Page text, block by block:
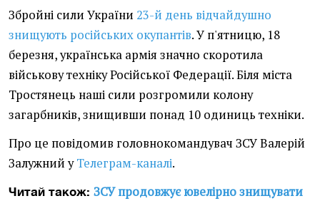
Збройні сили України 23-й день відчайдушно
знищують російських окупантів. У п'ятницю, 18
березня, українська армія значно скоротила
військову техніку Російської Федерації. Біля міста
Тростянець наші сили розгромили колону
загарбників, знищивши понад 10 одиниць техніки.
Про це повідомив головнокомандувач ЗСУ Валерій
Залужний уТелеграм-каналі.
Читай також: ЗСУ продовжує ювелірно знищувати